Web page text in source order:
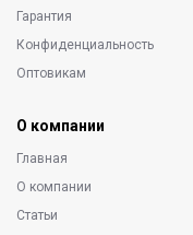
Гарантия
Конфиденциальность
Оптовикам
О компании
Главная
О компании
Статьи